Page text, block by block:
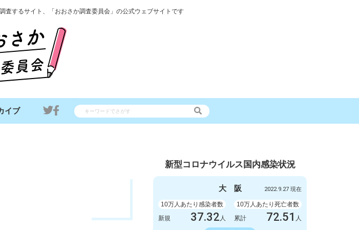
査するサイト、「おおさか調査委員会」の公式ウェブサイトです
イブ
新型コロナウイルス国内感染状況
大 阪 2022.9.27 現在
10万人あたり感染者数
新規
37.32 人
10万人あたり死亡者数
累計
72.51 人